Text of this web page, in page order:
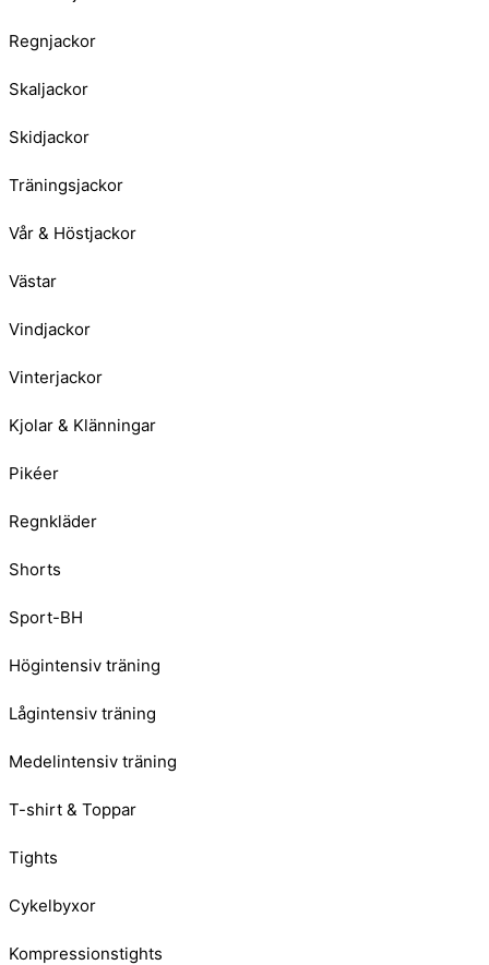
Regnjackor
Skaljackor
Skidjackor
Träningsjackor
Vår & Höstjackor
Västar
Vindjackor
Vinterjackor
Kjolar & Klänningar
Pikéer
Regnkläder
Shorts
Sport-BH
Högintensiv träning
Lågintensiv träning
Medelintensiv träning
T-shirt & Toppar
Tights
Cykelbyxor
Kompressionstights